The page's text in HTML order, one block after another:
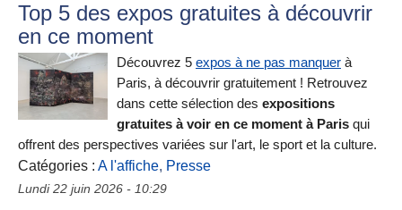
Top 5 des expos gratuites à découvrir
en ce moment
Découvrez 5 expos à ne pas manquer à
Paris, à découvrir gratuitement ! Retrouvez
dans cette sélection des expositions
gratuites à voir en ce moment à Paris qui
offrent des perspectives variées sur l'art, le sport et la culture.
Catégories : A l'affiche, Presse
Lundi 22 juin 2026 - 10:29